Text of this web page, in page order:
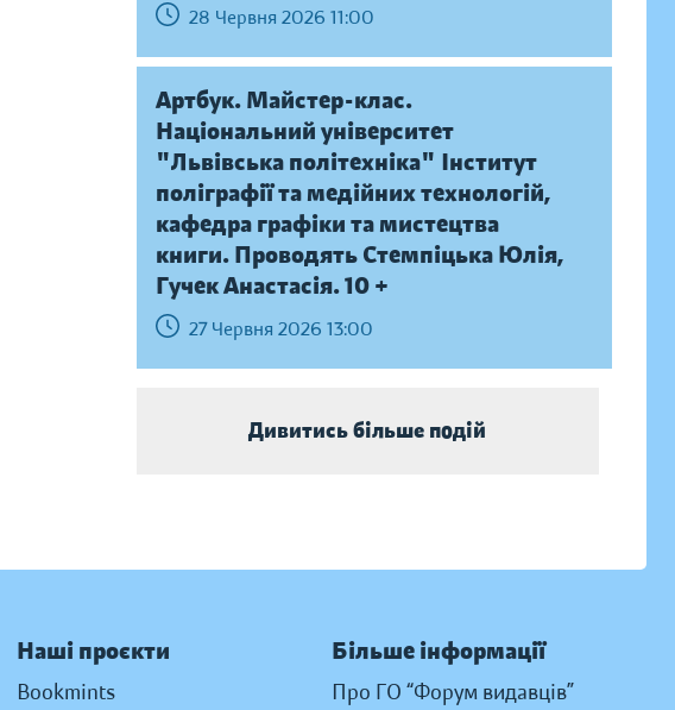
28 Червня 2026 11:00
Артбук. Майстер-клас.
Національний університет
"Львівська політехніка" Інститут
поліграфії та медійних технологій,
кафедра графіки та мистецтва
книги. Проводять Стемпіцька Юлія,
Гучек Анастасія. 10 +
27 Червня 2026 13:00
Дивитись більше подій
Наші проєкти
Bookmints
Більше інформації
Про ГО “Форум видавців”